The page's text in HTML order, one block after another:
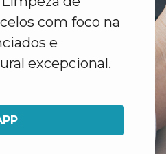
com foco na
e
excepcional.